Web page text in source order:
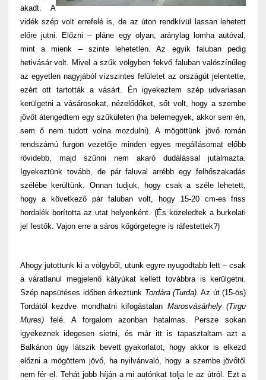
akadt. A
vidék szép volt errefelé is, de az úton rendkívül lassan lehetett
előre jutni. Előzni – pláne egy olyan, aránylag lomha autóval,
mint a mienk – szinte lehetetlen. Az egyik faluban pedig
hetivásár volt. Mivel a szűk völgyben fekvő faluban valószínűleg
az egyetlen nagyjából vízszintes felületet az országút jelentette,
ezért ott tartották a vásárt. Én igyekeztem szép udvariasan
kerülgetni a vásárosokat, nézelődőket, sőt volt, hogy a szembe
jövőt átengedtem egy szűkületen (ha belemegyek, akkor sem én,
sem ő nem tudott volna mozdulni). A mögöttünk jövő román
rendszámú furgon vezetője minden egyes megállásomat előbb
rövidebb, majd szűnni nem akaró dudálással jutalmazta.
Igyekeztünk tovább, de pár faluval arrébb egy felhőszakadás
szélébe kerültünk. Onnan tudjuk, hogy csak a széle lehetett,
hogy a következő pár faluban volt, hogy 15-20 cm-es friss
hordalék borította az utat helyenként. (És közeledtek a burkolati
jel festők. Vajon erre a sáros kőgörgetegre is ráfestettek?)
Ahogy jutottunk ki a völgyből, utunk egyre nyugodtabb lett – csak
a váratlanul megjelenő kátyúkat kellett továbbra is kerülgetni.
Szép napsütéses időben érkeztünk Tordára (Turda). Az út (15-ös)
Tordától kezdve mondhatni kifogástalan Marosvásárhely (Tirgu
Mures)felé. A forgalom azonban hatalmas. Persze sokan
igyekeznek idegesen sietni, és már itt is tapasztaltam azt a
Balkánon úgy látszik bevett gyakorlatot, hogy akkor is elkezd
előzni a mögöttem jövő, ha nyilvánvaló, hogy a szembe jövőtől
nem fér el. Tehát jobb híján a mi autónkat tolja le az útról. Ezt a